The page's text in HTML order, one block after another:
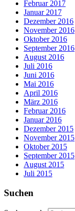
Februar 2017
Januar 2017
Dezember 2016
November 2016
Oktober 2016
September 2016
August 2016
Juli 2016
Juni 2016
Mai 2016
April 2016
März 2016
Februar 2016
Januar 2016
Dezember 2015
November 2015
Oktober 2015
September 2015
August 2015
Juli 2015
Suchen